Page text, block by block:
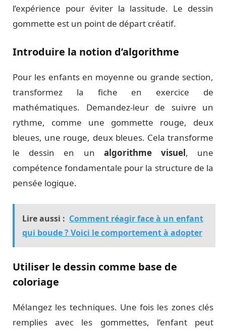
l’expérience pour éviter la lassitude. Le dessin
gommette est un point de départ créatif.
Introduire la notion d’algorithme
Pour les enfants en moyenne ou grande section,
transformez la fiche en exercice de
mathématiques. Demandez-leur de suivre un
rythme, comme une gommette rouge, deux
bleues, une rouge, deux bleues. Cela transforme
le dessin en un algorithme visuel, une
compétence fondamentale pour la structure de la
pensée logique.
Lire aussi : Comment réagir face à un enfant
qui boude ? Voici le comportement à adopter
Utiliser le dessin comme base de
coloriage
Mélangez les techniques. Une fois les zones clés
remplies avec les gommettes, l’enfant peut